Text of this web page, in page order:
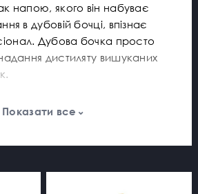
напою, якого він набуває
в дубовій бочці, впізнає
Дубова бочка просто
дистиляту вишуканих
вишуканих напоїв аромат та
повністю виправдовує
змогу в цьому переконатися.
Показати все